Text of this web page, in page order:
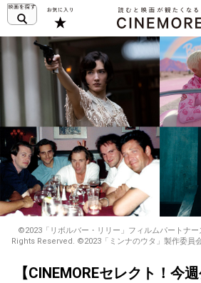
©2023「リボルバー・リリー」フィルムパートナ
Rights Reserved. ©2023「ミンナのウタ」製作委
【CINEMOREセレクト！今